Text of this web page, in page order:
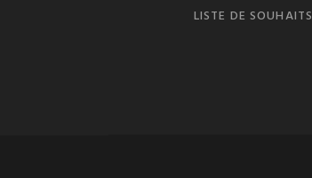
LISTE DE SOUHAITS